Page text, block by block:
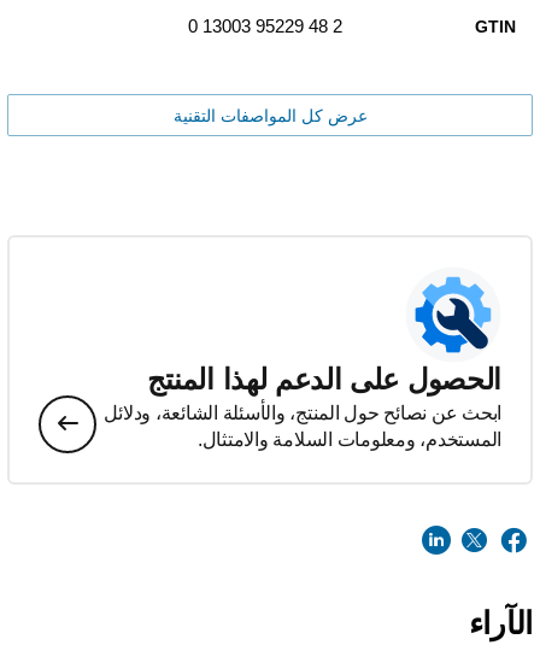
GTIN
2 48 95229 13003 0
عرض كل المواصفات التقنية
الحصول على الدعم لهذا المنتج
ابحث عن نصائح حول المنتج، والأسئلة الشائعة، ودلائل
المستخدم، ومعلومات السلامة والامتثال.
الآراء